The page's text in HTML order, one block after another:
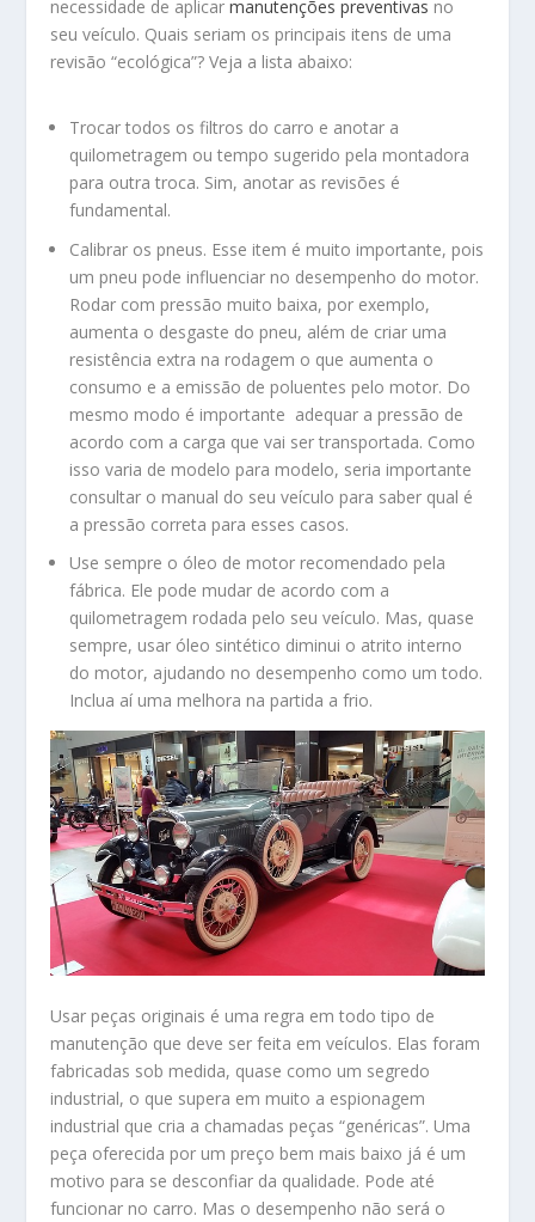
necessidade de aplicarmanutenções preventivas no
seu veículo. Quais seriam os principais itens de uma
revisão “ecológica”? Veja a lista abaixo:
Trocar todos os filtros do carro e anotar a
quilometragem ou tempo sugerido pela montadora
para outra troca. Sim, anotar as revisões é
fundamental.
Calibrar os pneus. Esse item é muito importante, pois
um pneu pode influenciar no desempenho do motor.
Rodar com pressão muito baixa, por exemplo,
aumenta o desgaste do pneu, além de criar uma
resistência extra na rodagem o que aumenta o
consumo e a emissão de poluentes pelo motor. Do
mesmo modo é importante adequar a pressão de
acordo com a carga que vai ser transportada. Como
isso varia de modelo para modelo, seria importante
consultar o manual do seu veículo para saber qual é
a pressão correta para esses casos.
Use sempre o óleo de motor recomendado pela
fábrica. Ele pode mudar de acordo com a
quilometragem rodada pelo seu veículo. Mas, quase
sempre, usar óleo sintético diminui o atrito interno
do motor, ajudando no desempenho como um todo.
Inclua aí uma melhora na partida a frio.
Usar peças originais é uma regra em todo tipo de
manutenção que deve ser feita em veículos. Elas foram
fabricadas sob medida, quase como um segredo
industrial, o que supera em muito a espionagem
industrial que cria a chamadas peças “genéricas”. Uma
peça oferecida por um preço bem mais baixo já é um
motivo para se desconfiar da qualidade. Pode até
funcionar no carro. Mas o desempenho não será o